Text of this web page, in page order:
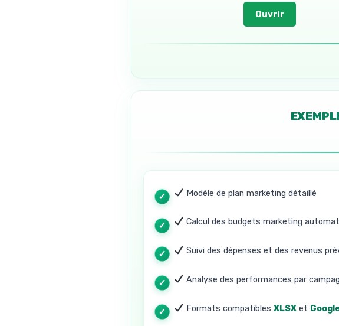
Ouvrir
Modèle de plan marketing détaillé
Calcul des budgets marketing
Suivi des dépenses et des revenus
Analyse des performances par
Formats compatibles XLSXet